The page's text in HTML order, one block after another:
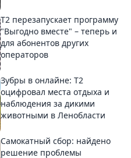
Т2 перезапускает программу
"Выгодно вместе" – теперь и
для абонентов других
операторов
Зубры в онлайне: Т2
оцифровал места отдыха и
наблюдения за дикими
животными в Ленобласти
Самокатный сбор: найдено
решение проблемы